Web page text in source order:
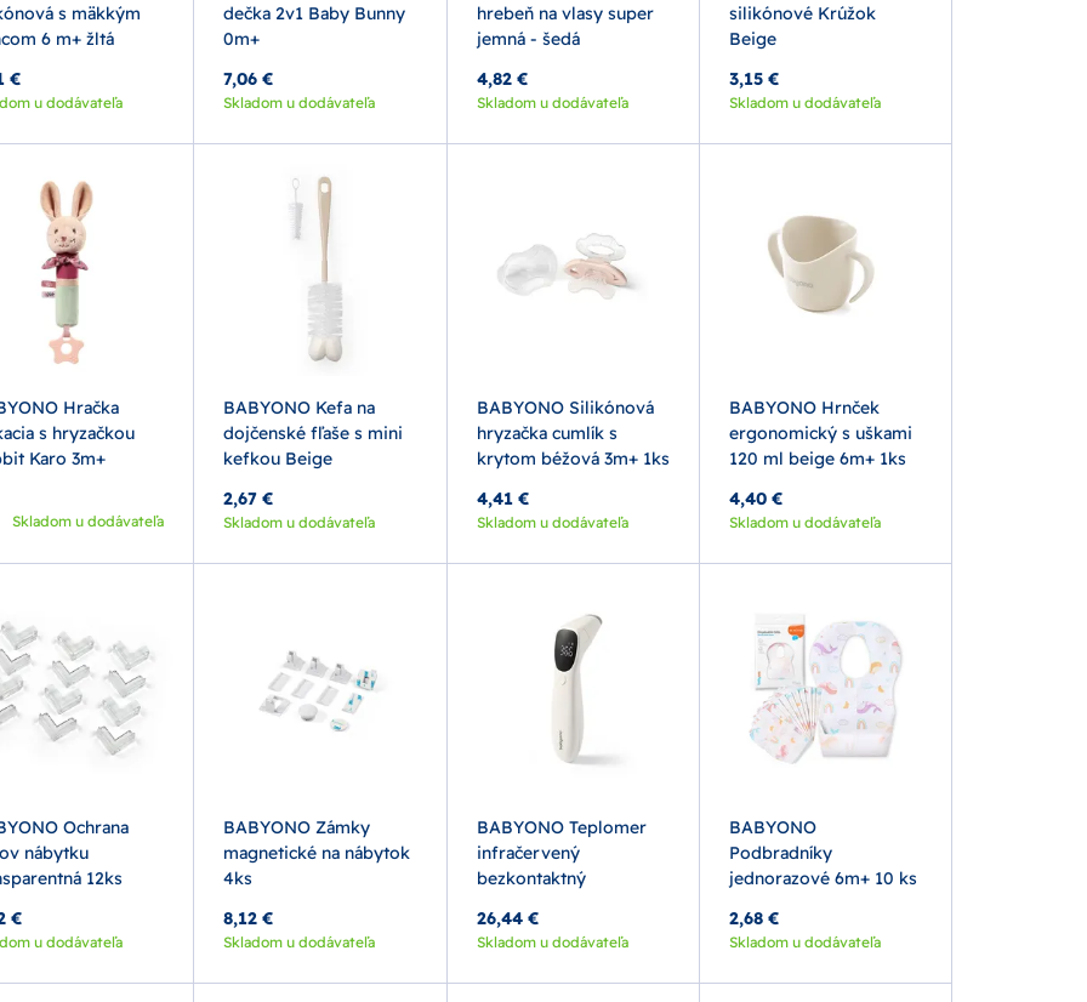
s mäkkým
6 m+ žltá
€
u dodávateľa
dečka 2v1 Baby Bunny
0m+
7,06 €
Skladom u dodávateľa
hrebeň na vlasy super
jemná - šedá
4,82 €
Skladom u dodávateľa
silikónové Krúžok
Beige
3,15 €
Skladom u dodávateľa
Hračka
s hryzačkou
Karo 3m+
Skladom u dodávateľa
BABYONO Kefa na
dojčenské fľaše s mini
kefkou Beige
2,67 €
Skladom u dodávateľa
BABYONO Silikónová
hryzačka cumlík s
krytom béžová 3m+ 1ks
4,41 €
Skladom u dodávateľa
BABYONO Hrnček
ergonomický s uškami
120 ml beige 6m+ 1ks
4,40 €
Skladom u dodávateľa
Ochrana
nábytku
12ks
€
u dodávateľa
BABYONO Zámky
magnetické na nábytok
4ks
8,12 €
Skladom u dodávateľa
BABYONO Teplomer
infračervený
bezkontaktný
26,44 €
Skladom u dodávateľa
BABYONO
Podbradníky
jednorazové 6m+ 10 ks
2,68 €
Skladom u dodávateľa